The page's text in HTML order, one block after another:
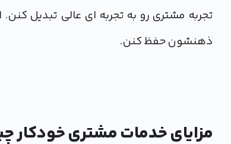
تجربه مشتری رو به تجربه ای عالی تبدیل
ذهنشون حفظ کنن.
مزایای خدمات مشتری خودکار